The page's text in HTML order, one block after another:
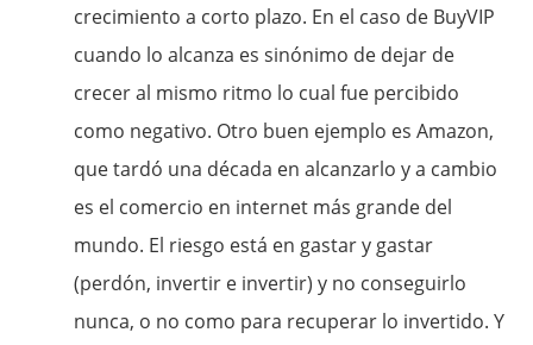
crecimiento a corto plazo. En el caso de BuyVIP
cuando lo alcanza es sinónimo de dejar de
crecer al mismo ritmo lo cual fue percibido
como negativo. Otro buen ejemplo es Amazon,
que tardó una década en alcanzarlo y a cambio
es el comercio en internet más grande del
mundo. El riesgo está en gastar y gastar
(perdón, invertir e invertir) y no conseguirlo
nunca, o no como para recuperar lo invertido. Y